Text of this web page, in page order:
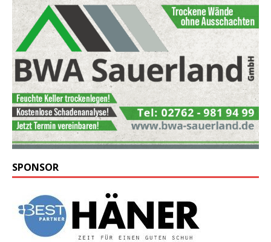
SPONSOR